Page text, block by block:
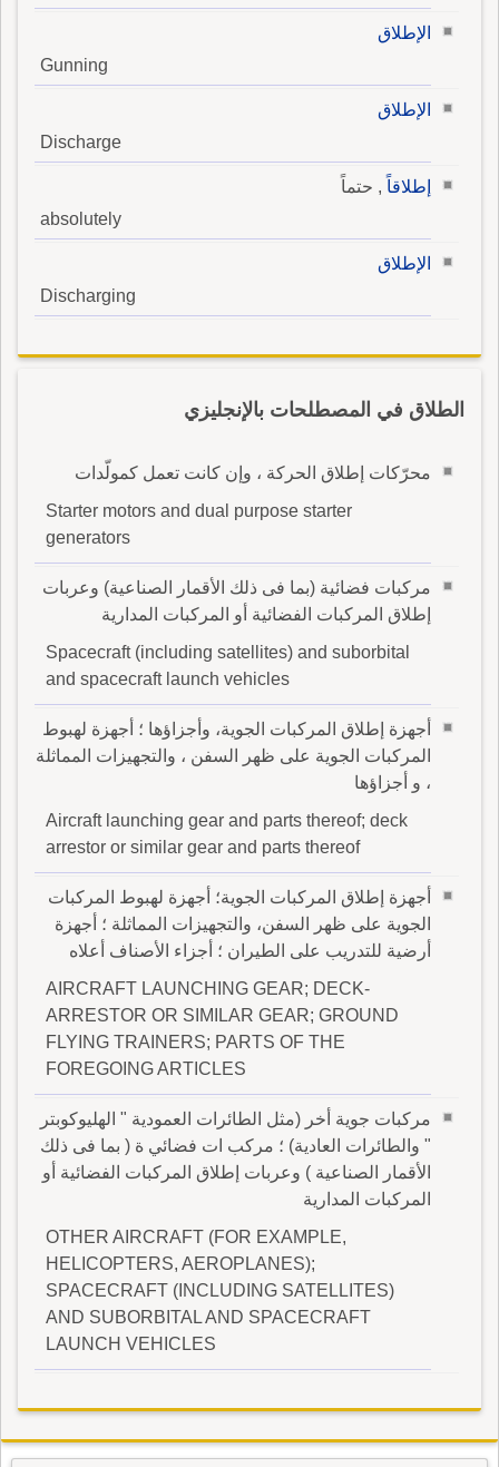
الإطلاق
Gunning
الإطلاق
Discharge
إطلاقاً , حتماً
absolutely
الإطلاق
Discharging
الطلاق في المصطلحات بالإنجليزي
محرّكات إطلاق الحركة ، وإن كانت تعمل كمولّدات
Starter motors and dual purpose starter
generators
مركبات فضائية (بما فى ذلك الأقمار الصناعية) وعربات
إطلاق المركبات الفضائية أو المركبات المدارية
Spacecraft (including satellites) and suborbital
and spacecraft launch vehicles
أجهزة إطلاق المركبات الجوية، وأجزاؤها ؛ أجهزة لهبوط
المركبات الجوية على ظهر السفن ، والتجهيزات المماثلة
، و أجزاؤها
Aircraft launching gear and parts thereof; deck
arrestor or similar gear and parts thereof
أجهزة إطلاق المركبات الجوية؛ أجهزة لهبوط المركبات
الجوية على ظهر السفن، والتجهيزات المماثلة ؛ أجهزة
أرضية للتدريب على الطيران ؛ أجزاء الأصناف أعلاه
AIRCRAFT LAUNCHING GEAR; DECK-
ARRESTOR OR SIMILAR GEAR; GROUND
FLYING TRAINERS; PARTS OF THE
FOREGOING ARTICLES
مركبات جوية أخر (مثل الطائرات العمودية " الهليوكوبتر
" والطائرات العادية) ؛ مركب ات فضائي ة ( بما فى ذلك
الأقمار الصناعية ) وعربات إطلاق المركبات الفضائية أو
المركبات المدارية
OTHER AIRCRAFT (FOR EXAMPLE,
HELICOPTERS, AEROPLANES);
SPACECRAFT (INCLUDING SATELLITES)
AND SUBORBITAL AND SPACECRAFT
LAUNCH VEHICLES